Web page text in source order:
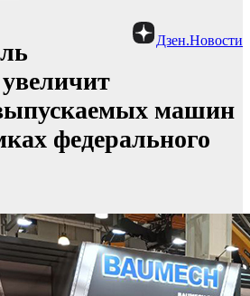
Дзен.Новости
машин
федерального